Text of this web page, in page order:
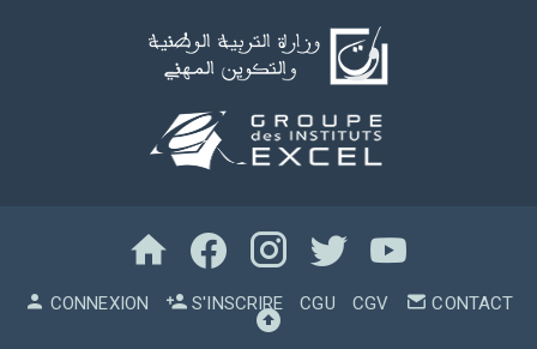
CONNEXION S'INSCRIRE CGU CGV CONTACT